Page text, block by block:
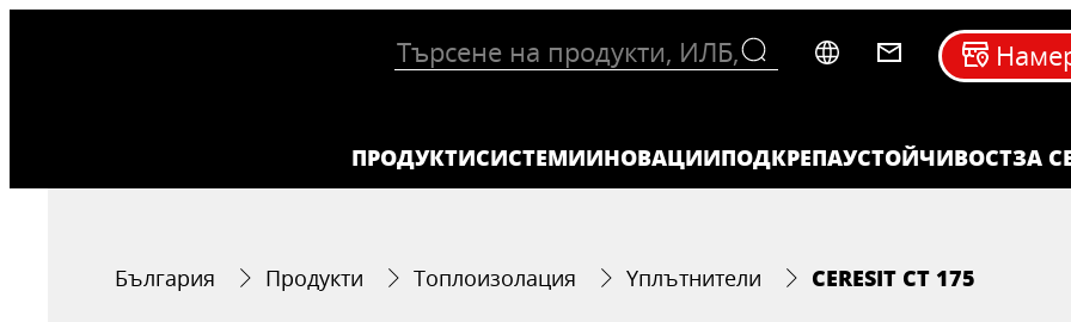
ПРОДУКТИСИСТЕМИИНОВАЦИИПОДКРЕПАУСТОЙЧИВОСТЗА
България Продукти Топлоизолация Yплътнители CERESIT CT 175